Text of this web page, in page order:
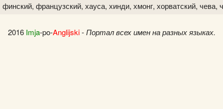
финский, французский, хауса, хинди, хмонг, хорватский,
2016 Imja-po-Anglijski-Портал всех имен на разных языках.